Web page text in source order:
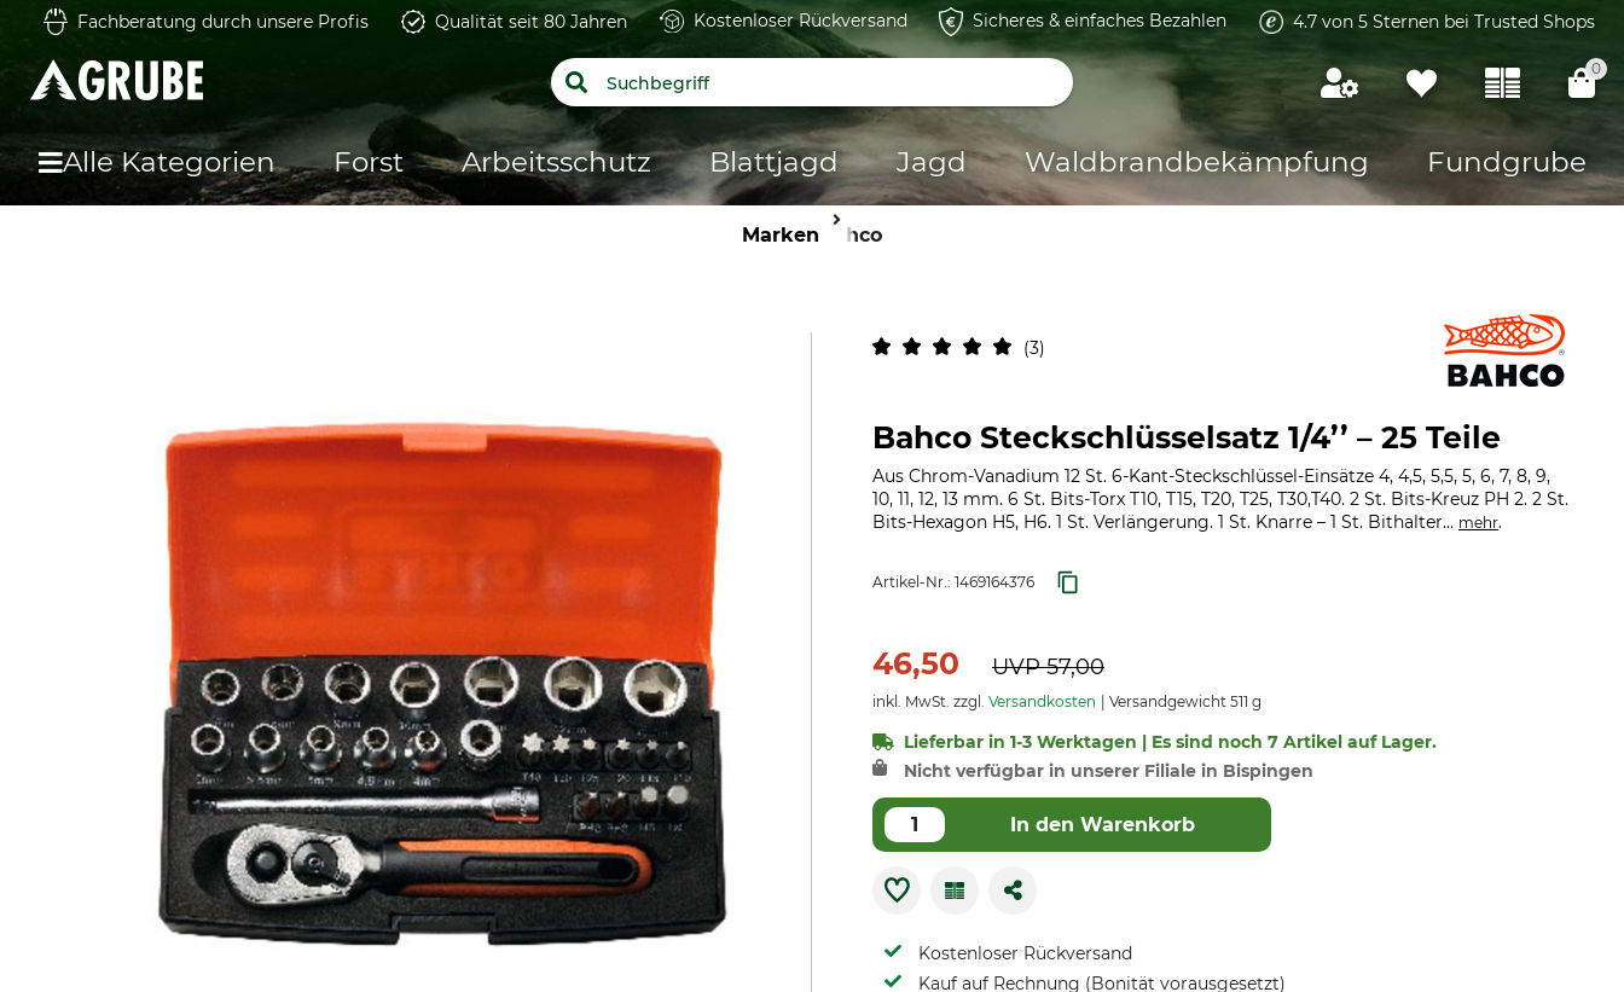
Fachberatung durch unsere Profis Qualität seit 80 Jahren Kostenloser Rückversand Sicheres & einfaches Bezahlen 4.7 von 5 Sternen bei Trusted Shops
0
Alle Kategorien Forst Arbeitsschutz Blattjagd Jagd Waldbrandbekämpfung Fundgrube
Marken Bahco
3
Bahco Steckschlüsselsatz 1/4’’ – 25 Teile
Aus Chrom-Vanadium 12 St. 6-Kant-Steckschlüssel-Einsätze 4, 4,5, 5,5, 5, 6, 7, 8, 9,
10, 11, 12, 13 mm. 6 St. Bits-Torx T10, T15, T20, T25, T30,T40. 2 St. Bits-Kreuz PH 2. 2 St.
Bits-Hexagon H5, H6. 1 St. Verlängerung. 1 St. Knarre – 1 St. Bithalter... mehr.
Artikel-Nr.: 1469164376
46,50 UVP57,00
inkl. MwSt. zzgl. Versandkosten Versandgewicht 511 g
Lieferbar in 1-3 Werktagen | Es sind noch 7 Artikel auf Lager.
Nicht verfügbar in unserer Filiale in Bispingen
In den Warenkorb
Kostenloser Rückversand
Kauf auf Rechnung (Bonität vorausgesetzt)